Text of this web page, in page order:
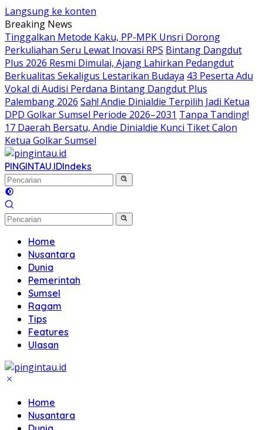
Langsung ke konten
Breaking News
Tinggalkan Metode Kaku, PP-MPK Unsri Dorong
Perkuliahan Seru Lewat Inovasi RPS Bintang Dangdut
Plus 2026 Resmi Dimulai, Ajang Lahirkan Pedangdut
Berkualitas Sekaligus Lestarikan Budaya 43 Peserta Adu
Vokal di Audisi Perdana Bintang Dangdut Plus
Palembang 2026 Sah! Andie Dinialdie Terpilih Jadi Ketua
DPD Golkar Sumsel Periode 2026–2031 Tanpa Tanding!
17 Daerah Bersatu, Andie Dinialdie Kunci Tiket Calon
Ketua Golkar Sumsel
PINGINTAU.IDIndeks
Home
Nusantara
Dunia
Pemerintah
Sumsel
Ragam
Tips
Features
Ulasan
Home
Nusantara